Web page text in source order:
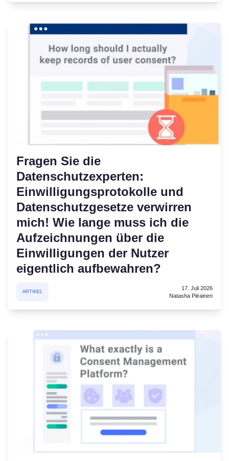
Fragen Sie die
Datenschutzexperten:
Einwilligungsprotokolle und
Datenschutzgesetze verwirren
mich! Wie lange muss ich die
Aufzeichnungen über die
Einwilligungen der Nutzer
eigentlich aufbewahren?
ARTIKEL
17. Juli 2026
Natasha Piirainen